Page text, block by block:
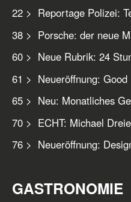
22 > Reportage Polizei:
38 > Porsche: der neue
60 > Neue Rubrik: 24
61 > Neueröffnung: Good
65 > Neu: Monatliches
70 > ECHT: Michael
76 > Neueröffnung:
GASTRONOMIE